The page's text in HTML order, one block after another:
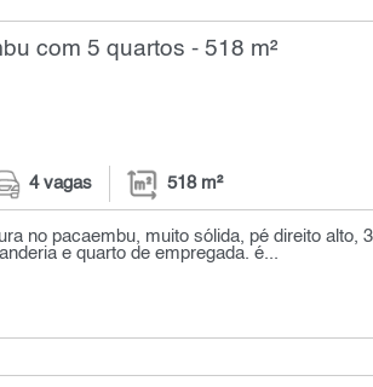
com 5 quartos - 518 m²
4 vagas 518 m²
no pacaembu, muito sólida, pé direito alto, 3
e quarto de empregada. é...